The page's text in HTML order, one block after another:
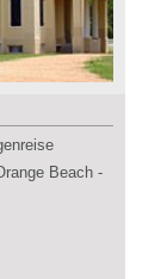
Beach -